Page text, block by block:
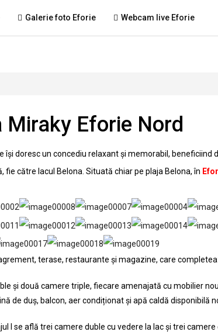
Galerie foto Eforie Webcam live Eforie
Miraky Eforie Nord
își doresc un concediu relaxant și memorabil, beneficiind
către lacul Belona. Situată chiar pe plaja Belona, în
terase, restaurante și magazine, care
și două camere triple, fiecare amenajată cu mobilier
de duș, balcon, aer condiționat și apă caldă disponibilă
I se află trei camere duble cu vedere la lac și trei camere